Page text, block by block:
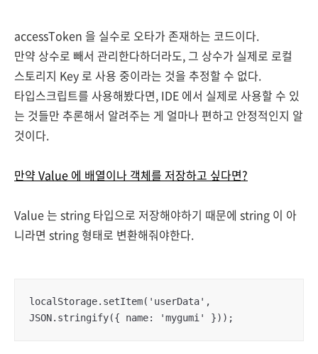
accessToken 을 실수로 오타가 존재하는 코드이다.
만약 상수로 빼서 관리한다하더라도, 그 상수가 실제로 로컬
스토리지 Key 로 사용 중이라는 것을 추정할 수 없다.
타입스크립트를 사용해봤다면, IDE 에서 실제로 사용할 수 있
는 것들만 추론해서 알려주는 게 얼마나 편하고 안정적인지 알
것이다.
만약 Value 에 배열이나 객체를 저장하고 싶다면?
Value 는 string 타입으로 저장해야하기 때문에 string 이 아
니라면 string 형태로 변환해줘야한다.
localStorage.setItem('userData',
JSON.stringify({ name: 'mygumi' }));